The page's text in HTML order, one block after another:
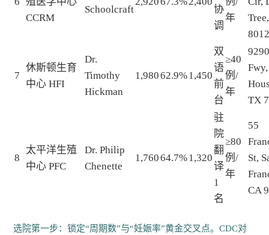
CCRM
Schoolcraft
协
调
年
7
休斯顿生育
中心 HFI
Dr.
Timothy
Hickman
1,98062.9%1,450
双
语
前
台
≥40
例/
年
Fwy,
TX
8
太平洋生殖
中心 PFC
Dr. Philip
Chenette
1,76064.7%1,320
驻
院
翻
译
1
名
≥80
例/
年
55
St,
CA
选院第一步：锁定“周期数”与“妊娠率”黄金交叉点。CDC对